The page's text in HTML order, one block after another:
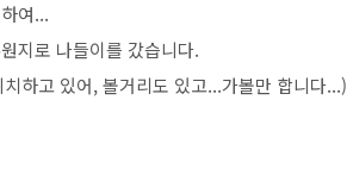
여...
지로 나들이를 갔습니다.
치하고 있어, 볼거리도 있고...가볼만 합니다...)